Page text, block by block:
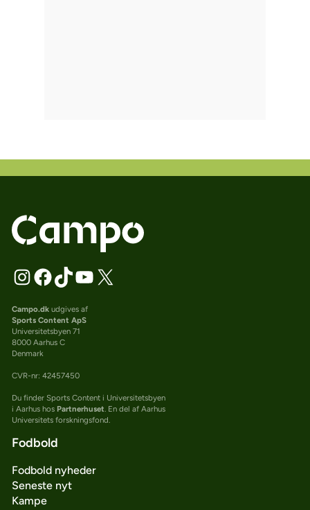
Campo.dkudgives af
Sports Content ApS
Universitetsbyen 71
8000 Aarhus C
Denmark
CVR-nr: 42457450
Du finder Sports Content i Universitetsbyen
i Aarhus hos Partnerhuset. En del af Aarhus
Universitets forskningsfond.
Fodbold
Fodbold nyheder
Seneste nyt
Kampe